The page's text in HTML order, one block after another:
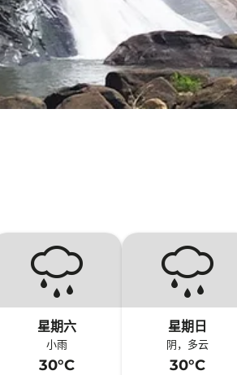
星期六
小雨
30°C
星期日
阴，多云
30°C